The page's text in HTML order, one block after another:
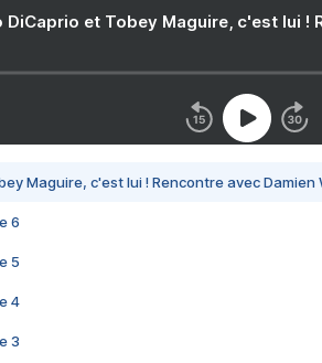
DiCaprio et Tobey Maguire, c'est lui !
Maguire, c'est lui ! Rencontre avec Damien
6
5
4
3